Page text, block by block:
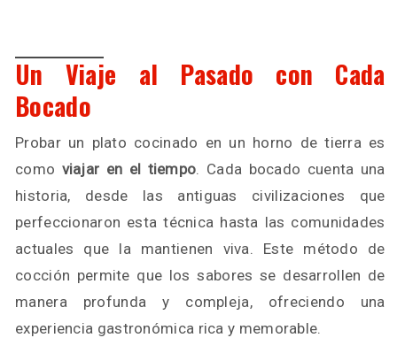
Un Viaje al Pasado con Cada
Bocado
Probar un plato cocinado en un horno de tierra es
como viajar en el tiempo. Cada bocado cuenta una
historia, desde las antiguas civilizaciones que
perfeccionaron esta técnica hasta las comunidades
actuales que la mantienen viva. Este método de
cocción permite que los sabores se desarrollen de
manera profunda y compleja, ofreciendo una
experiencia gastronómica rica y memorable.